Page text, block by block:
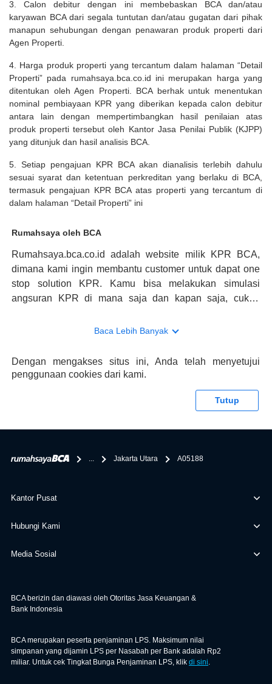
3. Calon debitur dengan ini membebaskan BCA dan/atau
karyawan BCA dari segala tuntutan dan/atau gugatan dari pihak
manapun sehubungan dengan penawaran produk properti dari
Agen Properti.
4. Harga produk properti yang tercantum dalam halaman “Detail
Properti” pada rumahsaya.bca.co.id ini merupakan harga yang
ditentukan oleh Agen Properti. BCA berhak untuk menentukan
nominal pembiayaan KPR yang diberikan kepada calon debitur
antara lain dengan mempertimbangkan hasil penilaian atas
produk properti tersebut oleh Kantor Jasa Penilai Publik (KJPP)
yang ditunjuk dan hasil analisis BCA.
5. Setiap pengajuan KPR BCA akan dianalisis terlebih dahulu
sesuai syarat dan ketentuan perkreditan yang berlaku di BCA,
termasuk pengajuan KPR BCA atas properti yang tercantum di
dalam halaman “Detail Properti” ini
Rumahsaya oleh BCA
Rumahsaya.bca.co.id adalah website milik KPR BCA,
dimana kami ingin membantu customer untuk dapat one
stop solution KPR. Kamu bisa melakukan simulasi
angsuran KPR di mana saja dan kapan saja, cukup
konsultasi mengenai KPR, maka ada layanan live chat
memberikan keuntungan yang berlipat, persyaratan
pengajuan KPR BCA juga sangat mudah, kamu bisa cek
tentang properti disini BCA hanya sebagai pihak
bertanggung jawab terhadap informasi yang rekanan
Baca Lebih Banyak
Dengan mengakses situs ini, Anda telah menyetujui
penggunaan cookies dari kami.
Tutup
... Jakarta Utara A05188
Kantor Pusat
Hubungi Kami
Media Sosial
BCA berizin dan diawasi oleh Otoritas Jasa Keuangan &
Bank Indonesia
BCA merupakan peserta penjaminan LPS. Maksimum nilai
simpanan yang dijamin LPS per Nasabah per Bank adalah Rp2
miliar. Untuk cek Tingkat Bunga Penjaminan LPS, klik di sini.